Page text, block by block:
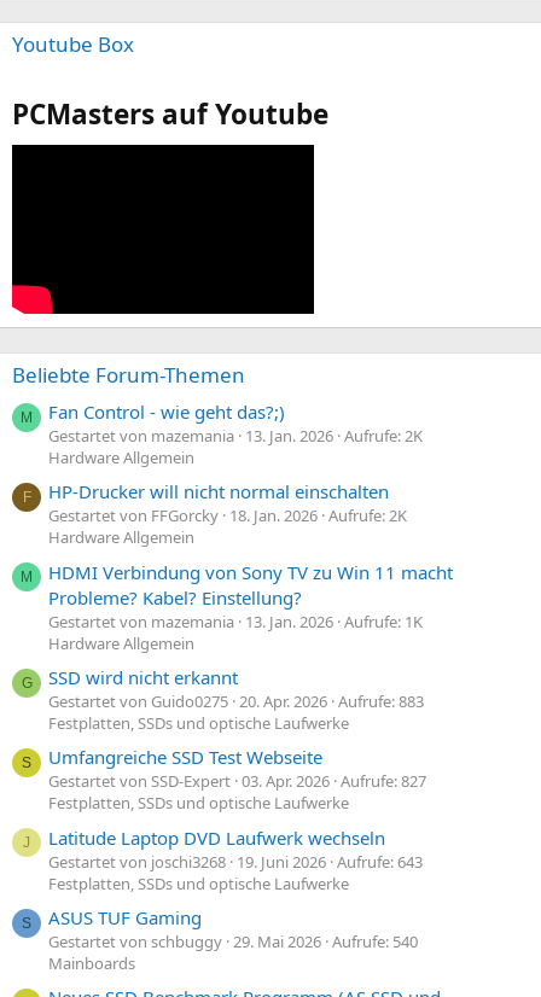
Youtube Box
PCMasters auf Youtube
Beliebte Forum-Themen
M Fan Control - wie geht das?;)
Gestartet von mazemania 13. Jan. 2026 Aufrufe: 2K
Hardware Allgemein
F HP-Drucker will nicht normal einschalten
Gestartet von FFGorcky 18. Jan. 2026 Aufrufe: 2K
Hardware Allgemein
M
HDMI Verbindung von Sony TV zu Win 11 macht
Probleme? Kabel? Einstellung?
Gestartet von mazemania 13. Jan. 2026 Aufrufe: 1K
Hardware Allgemein
G SSD wird nicht erkannt
Gestartet von Guido0275 20. Apr. 2026 Aufrufe: 883
Festplatten, SSDs und optische Laufwerke
S Umfangreiche SSD Test Webseite
Gestartet von SSD-Expert 03. Apr. 2026 Aufrufe: 827
Festplatten, SSDs und optische Laufwerke
J Latitude Laptop DVD Laufwerk wechseln
Gestartet von joschi3268 19. Juni 2026 Aufrufe: 643
Festplatten, SSDs und optische Laufwerke
S ASUS TUF Gaming
Gestartet von schbuggy 29. Mai 2026 Aufrufe: 540
Mainboards